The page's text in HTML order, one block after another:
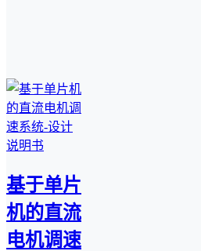
基于单片
机的直流
电机调速